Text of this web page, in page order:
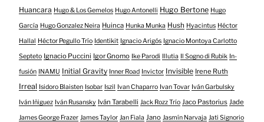
Huancara Hugo & Los Gemelos Hugo Antonelli Hugo Bertone Hugo
García Hugo Gonzalez Neira Huinca Hunka Munka Hush Hyacintus Héctor
Hallal Héctor Pegullo Trío Identikit Ignacio Arigós Ignacio Montoya Carlotto
Septeto Ignacio Puccini Igor Gnomo Ike Parodi Illutia Il Sogno di Rubik In-
fusión INAMU Initial Gravity Inner Road Invictor Invisible Irene Ruth
Irreal Isidoro Blaisten Isobar Iszil Ivan Chaparro Ivan Tovar Iván Garbulsky
Iván Iñiguez Iván Rusansky Iván Tarabelli Jack Rozz Trío Jaco Pastorius Jade
James George Frazer James Taylor Jan Fiala Jano Jasmín Narvaja Jati Signorio